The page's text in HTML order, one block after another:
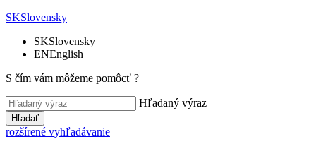
SKSlovensky
SKSlovensky
ENEnglish
S čím vám môžeme pomôcť ?
Hľadaný výraz
Hľadať
rozšírené vyhľadávanie